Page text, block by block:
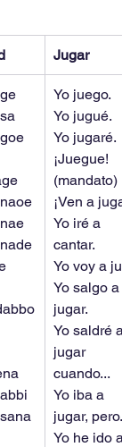
Jugar
Yo juego.
Yo jugué.
Yo jugaré.
¡Juegue!
(mandato)
¡Ven a
Yo iré a
cantar.
Yo voy a
Yo salgo a
jugar.
Yo saldré
jugar
cuando...
Yo iba a
jugar,
Yo he ido